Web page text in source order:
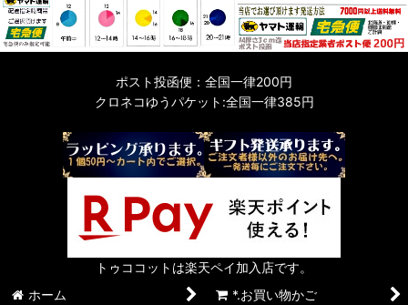
ポスト投函便：全国一律200円
クロネコゆうパケット:全国一律385円
トゥココットは楽天ペイ加入店です。
ホーム
*.お買い物かご